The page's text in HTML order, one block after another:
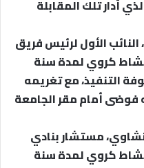
أدار تلك المقابلة
الأول لرئيس فريق
كروي لمدة سنة
أشهر موقوفة التنفيذ، مع تغريمه
فوضى أمام مقر الجامعة
مستشار بنادي
كروي لمدة سنة